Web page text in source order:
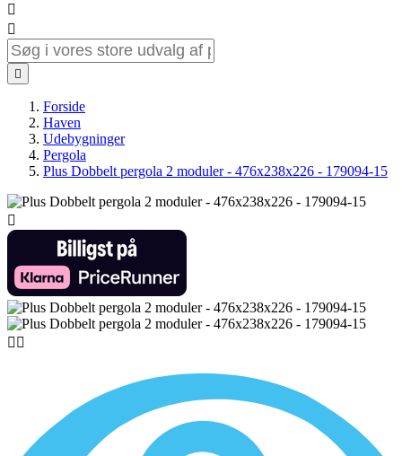



Forside
Haven
Udebygninger
Pergola
Plus Dobbelt pergola 2 moduler - 476x238x226 - 179094-15

 